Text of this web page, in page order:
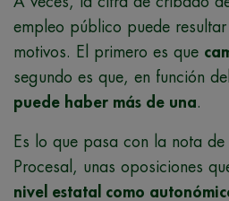
empleo público puede
motivos. El primero es que
segundo es que, en función
puede haber más de una.
Es lo que pasa con la nota
Procesal, unas oposiciones
nivel estatal como